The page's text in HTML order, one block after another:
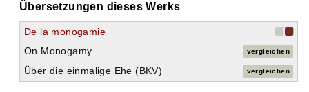
Übersetzungen dieses Werks
De la monogamie
On Monogamy
vergleichen
Über die einmalige Ehe (BKV) vergleichen